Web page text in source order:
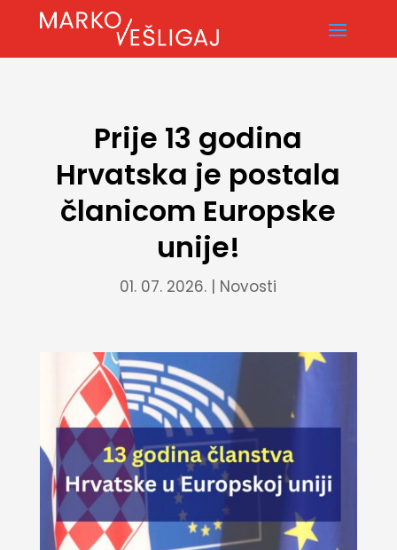
Prije 13 godina
Hrvatska je postala
članicom Europske
unije!
01. 07. 2026. | Novosti